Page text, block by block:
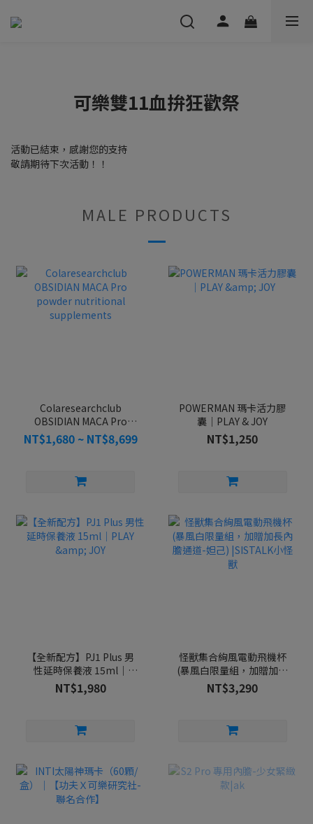
可樂雙11血拚狂歡祭
活動已結束，感謝您的支持
敬請期待下次活動！！
MALE PRODUCTS
Colaresearchclub
OBSIDIAN MACA Pro
powder nutritional
supplements
NT$1,680 ~ NT$8,699
POWERMAN 瑪卡活力膠
囊｜PLAY & JOY
NT$1,250
【全新配方】PJ1 Plus 男
性延時保養液 15ml｜
PLAY & JOY
NT$1,980
怪獸集合絢風電動飛機杯
(暴風白限量組，加贈加長
內膽通道-妲己) |SISTALK
小怪獸
NT$3,290